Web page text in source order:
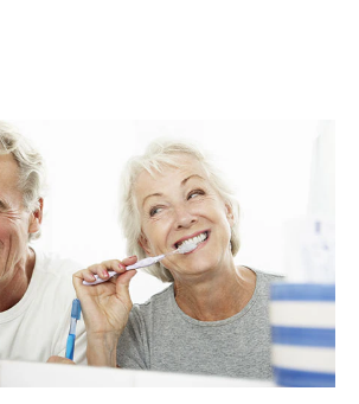
PROMOCIONES
SUSCRÍBASE